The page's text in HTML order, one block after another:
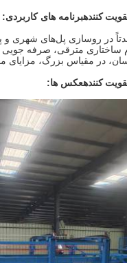
کنندهبرنامه های کاربردی:
در روسازی پل‌های شهری
ساختاری مترقی، صرفه
در مقیاس بزرگ،
کنندهعکس ها: